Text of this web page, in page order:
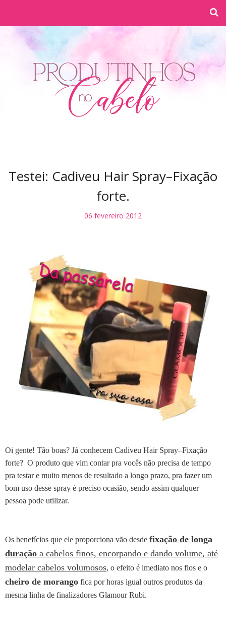
Testei: Cadiveu Hair Spray–Fixação
forte.
06 fevereiro 2012
Oi gente! Tão boas? Já conhecem Cadiveu Hair Spray–Fixação
forte? O produto que vim contar pra vocês não precisa de tempo
pra testar e muito menos de resultado a longo prazo, pra fazer um
bom uso desse spray é preciso ocasião, sendo assim qualquer
pessoa pode utilizar.
Os benefícios que ele proporciona vão desde fixação de longa
duração a cabelos finos, encorpando e dando volume, até
modelar cabelos volumosos, o efeito é imediato nos fios e o
cheiro de morango fica por horas igual outros produtos da
mesma linha de finalizadores Glamour Rubi.